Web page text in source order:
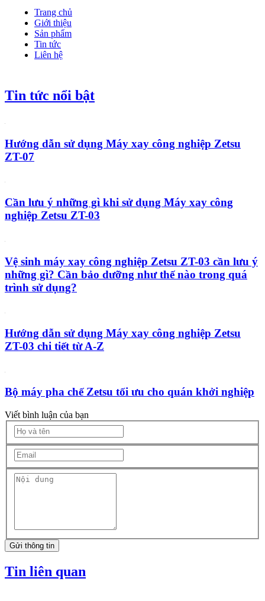
Trang chủ
Giới thiệu
Sản phẩm
Tin tức
Liên hệ
Tin tức nổi bật
Hướng dẫn sử dụng Máy xay công nghiệp Zetsu
ZT-07
Cần lưu ý những gì khi sử dụng Máy xay công
nghiệp Zetsu ZT-03
Vệ sinh máy xay công nghiệp Zetsu ZT-03 cần lưu ý
những gì? Cần bảo dưỡng như thế nào trong quá
trình sử dụng?
Hướng dẫn sử dụng Máy xay công nghiệp Zetsu
ZT-03 chi tiết từ A-Z
Bộ máy pha chế Zetsu tối ưu cho quán khởi nghiệp
Viết bình luận của bạn
Gửi thông tin
Tin liên quan